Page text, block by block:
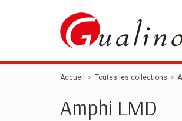
Accueil Toutes les collections
Amphi LMD